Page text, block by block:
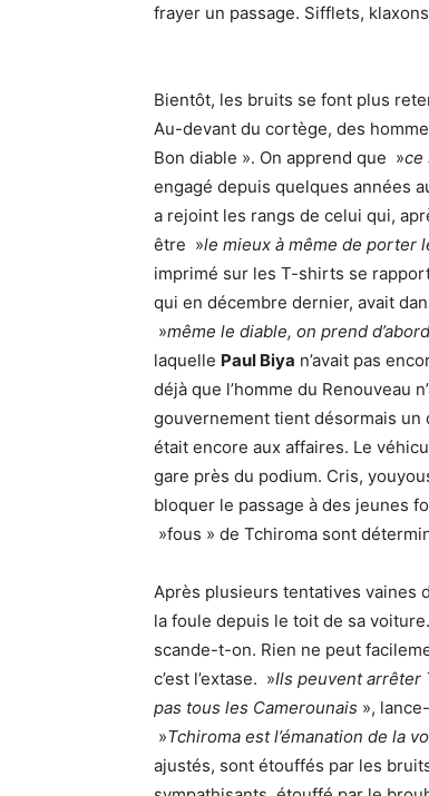
frayer un passage. Sifflets,
Bientôt, les bruits se font plus
Au-devant du cortège, des
Bon diable ». On apprend que »ce
engagé depuis quelques années
a rejoint les rangs de celui qui,
être »le mieux à même de porter
imprimé sur les T-shirts se
qui en décembre dernier, avait
»même le diable, on prend
laquelle Paul Biya n’avait pas
déjà que l’homme du Renouveau
gouvernement tient désormais un
était encore aux affaires. Le
gare près du podium. Cris,
bloquer le passage à des jeunes
»fous » de Tchiroma sont
Après plusieurs tentatives vaines
la foule depuis le toit de sa voiture.
scande-t-on. Rien ne peut
c’est l’extase. »Ils peuvent arrêter
pas tous les Camerounais »,
»Tchiroma est l’émanation de la
ajustés, sont étouffés par les